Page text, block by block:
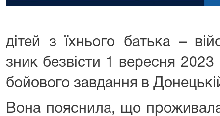
дітей з їхнього батька –
зник безвісти 1 вересня
бойового завдання в
Вона пояснила, що